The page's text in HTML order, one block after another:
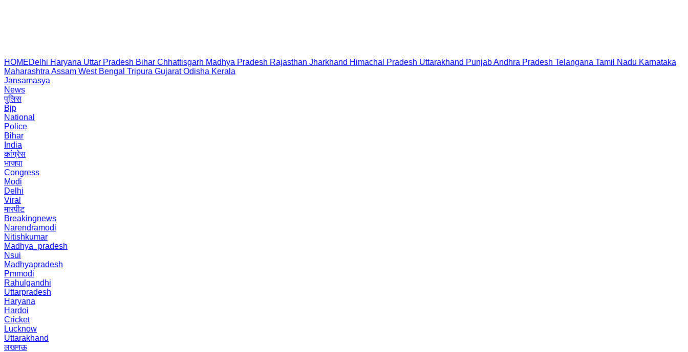
HOMEDelhi Haryana Uttar Pradesh Bihar Chhattisgarh Madhya Pradesh Rajasthan Jharkhand Himachal Pradesh Uttarakhand PunjabAndhra Pradesh Telangana Tamil Nadu Karnataka
Maharashtra Assam West Bengal Tripura Gujarat Odisha Kerala
Jansamasya
News
पुलिस
Bjp
National
Police
Bihar
India
कांग्रेस
भाजपा
Congress
Modi
Delhi
Viral
मारपीट
Breakingnews
Narendramodi
Nitishkumar
Madhya_pradesh
Nsui
Madhyapradesh
Pmmodi
Rahulgandhi
Uttarpradesh
Haryana
Hardoi
Cricket
Lucknow
Uttarakhand
लखनऊ